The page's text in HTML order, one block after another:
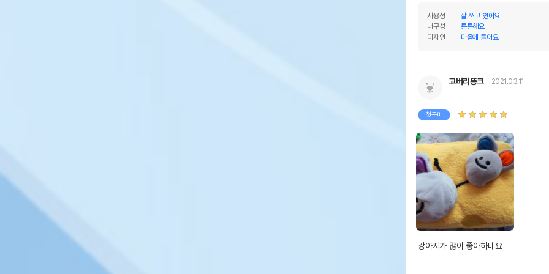
사용성
잘 쓰고 있어요
내구성
튼튼해요
디자인
마음에 들어요
고버리똥크 2021.03.11
첫구매
강아지가 많이 좋아하네요